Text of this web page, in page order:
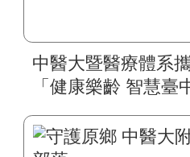
中醫大暨醫療體系
「健康樂齡 智慧臺
一站式疾病全人照